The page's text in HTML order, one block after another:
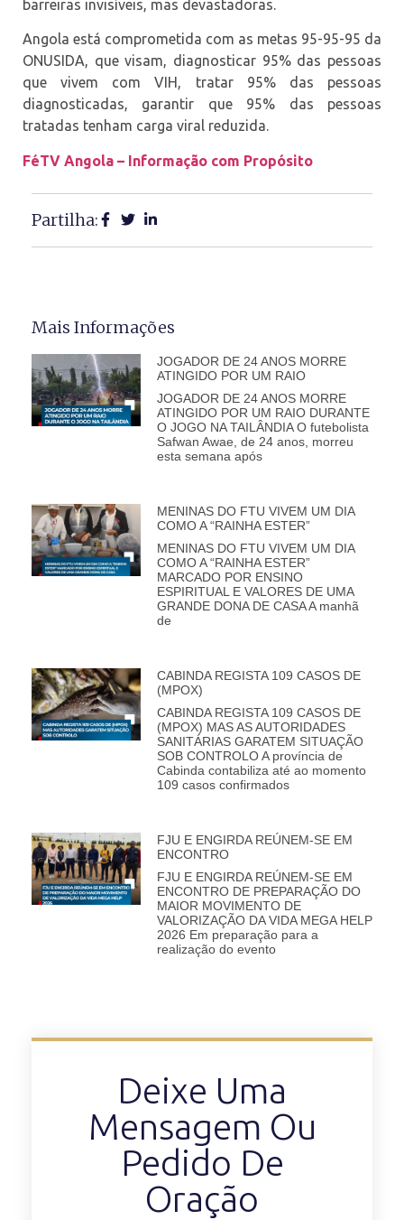
barreiras invisíveis, mas devastadoras.
Angola está comprometida com as metas 95-95-95 da
ONUSIDA, que visam, diagnosticar 95% das pessoas
que vivem com VIH, tratar 95% das pessoas
diagnosticadas, garantir que 95% das pessoas
tratadas tenham carga viral reduzida.
FéTV Angola – Informação com Propósito
Partilha:
Mais Informações
JOGADOR DE 24 ANOS MORRE
ATINGIDO POR UM RAIO
JOGADOR DE 24 ANOS MORRE
ATINGIDO POR UM RAIO DURANTE
O JOGO NA TAILÂNDIA O futebolista
Safwan Awae, de 24 anos, morreu
esta semana após
MENINAS DO FTU VIVEM UM DIA
COMO A “RAINHA ESTER”
MENINAS DO FTU VIVEM UM DIA
COMO A “RAINHA ESTER”
MARCADO POR ENSINO
ESPIRITUAL E VALORES DE UMA
GRANDE DONA DE CASA A manhã
de
CABINDA REGISTA 109 CASOS DE
(MPOX)
CABINDA REGISTA 109 CASOS DE
(MPOX) MAS AS AUTORIDADES
SANITÁRIAS GARATEM SITUAÇÃO
SOB CONTROLO A província de
Cabinda contabiliza até ao momento
109 casos confirmados
FJU E ENGIRDA REÚNEM-SE EM
ENCONTRO
FJU E ENGIRDA REÚNEM-SE EM
ENCONTRO DE PREPARAÇÃO DO
MAIOR MOVIMENTO DE
VALORIZAÇÃO DA VIDA MEGA HELP
2026 Em preparação para a
realização do evento
Deixe Uma
Mensagem Ou
Pedido De
Oração